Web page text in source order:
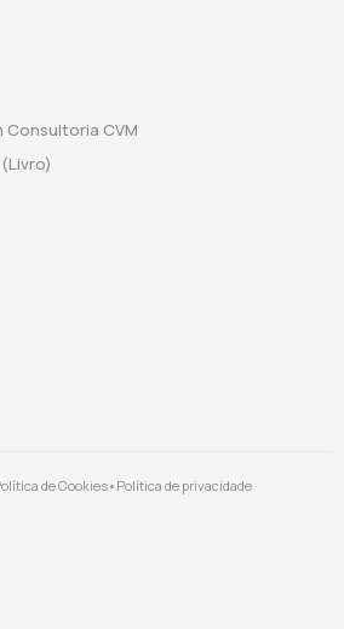
Consultoria CVM
de Cookies• Política de privacidade